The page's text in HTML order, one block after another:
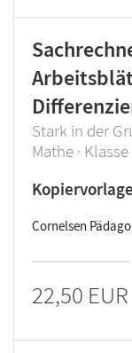
Stark in der
Mathe ·
Cornelsen
22,50 EUR